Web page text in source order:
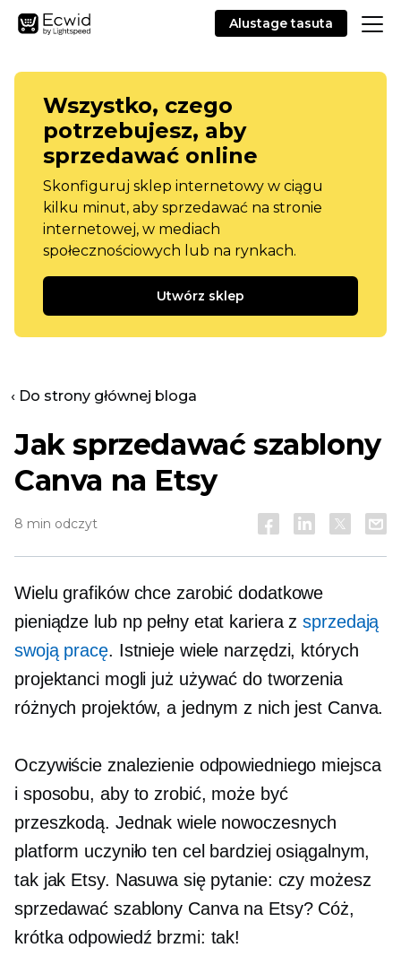
Alustage tasuta
Wszystko, czego
potrzebujesz, aby
sprzedawać online
Skonfiguruj sklep internetowy w ciągu
kilku minut, aby sprzedawać na stronie
internetowej, w mediach
społecznościowych lub na rynkach.
Utwórz sklep
‹ Do strony głównej bloga
Jak sprzedawać szablony
Canva na Etsy
8 min odczyt
Wielu grafików chce zarobić dodatkowe
pieniądze lub np pełny etat kariera zsprzedają
swoją pracę. Istnieje wiele narzędzi, których
projektanci mogli już używać do tworzenia
różnych projektów, a jednym z nich jest Canva.
Oczywiście znalezienie odpowiedniego miejsca
i sposobu, aby to zrobić, może być
przeszkodą. Jednak wiele nowoczesnych
platform uczyniło ten cel bardziej osiągalnym,
tak jak Etsy. Nasuwa się pytanie: czy możesz
sprzedawać szablony Canva na Etsy? Cóż,
krótka odpowiedź brzmi: tak!